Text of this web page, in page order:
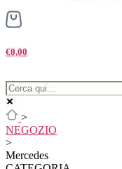
€0,00
>
NEGOZIO
>
Mercedes